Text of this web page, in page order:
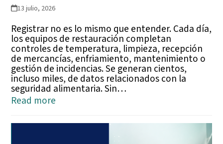
13 julio, 2026
Registrar no es lo mismo que entender. Cada día,
los equipos de restauración completan
controles de temperatura, limpieza, recepción
de mercancías, enfriamiento, mantenimiento o
gestión de incidencias. Se generan cientos,
incluso miles, de datos relacionados con la
seguridad alimentaria. Sin…
Read more